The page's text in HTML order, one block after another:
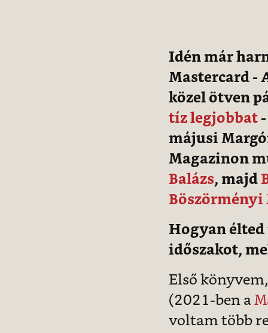
Idén már
Mastercard -
közel ötven
tíz legjobbat
májusi
Magazinon
Balázs, majd
Böszörményi
Hogyan élted
időszakot,
Első
(2021-ben a
voltam több